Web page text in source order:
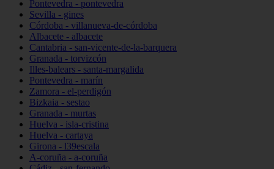
Pontevedra - pontevedra
Sevilla - gines
Córdoba - villanueva-de-córdoba
Albacete - albacete
Cantabria - san-vicente-de-la-barquera
Granada - torvizcón
Illes-balears - santa-margalida
Pontevedra - marín
Zamora - el-perdigón
Bizkaia - sestao
Granada - murtas
Huelva - isla-cristina
Huelva - cartaya
Girona - l39escala
A-coruña - a-coruña